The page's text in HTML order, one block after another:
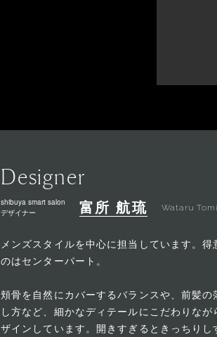
Designer
shibuya smart salon
デザイナー
富所 航琉 Wataru
メンズスタイルを中心に担当しています。得
のはセンターパート。
頬骨を自然にカバーするバランスや、前髪の
し方など、細かなディテールにこだわりなが
ザインしています。開きすぎるときっちりし